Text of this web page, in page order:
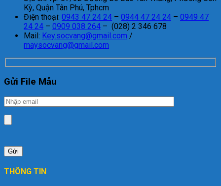
Kỳ, Quận Tân Phú, Tphcm
Điện thoại: 0943 47 24 24 – 0944 47 24 24 – 0949 47
24 24 – 0909 038 264 – (028) 2 346 678
Mail: Key.socvang@gmail.com /
maysocvang@gmail.com
Gửi File Mẫu
THÔNG TIN